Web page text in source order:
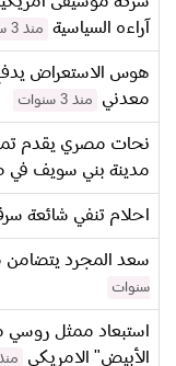
آراءه السياسية
منذ 3 سنوات
هوس الاستعراض
معدني
منذ 3 سنوات
نحات مصري يقدم
مدينة بني سويف في
احلام تنفي شائعة
سعد المجرد يتضامن
سنوات
استبعاد ممثل
الأبيض" الامريكي
منذ 3